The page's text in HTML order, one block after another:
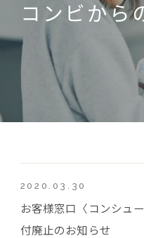
コンビから
2020.03.30
お客様窓口〈コンシュ
付廃止のお知らせ